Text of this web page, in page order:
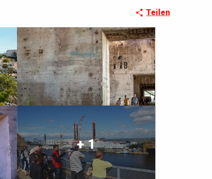
Teilen
+ 1